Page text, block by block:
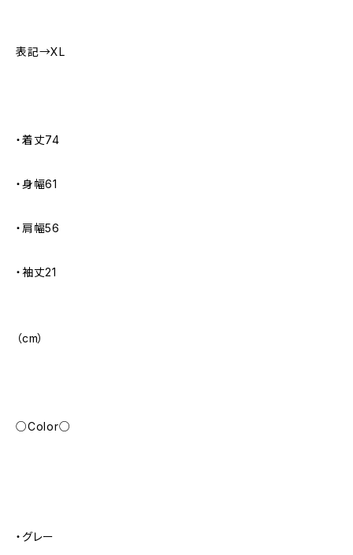
表記→XL
・着丈74
・身幅61
・肩幅56
・袖丈21
（cm）
○Color○
・グレー